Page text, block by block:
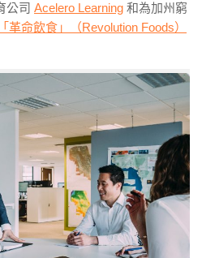
公司 Acelero Learning 和為加州窮
「革命飲食」（Revolution Foods）